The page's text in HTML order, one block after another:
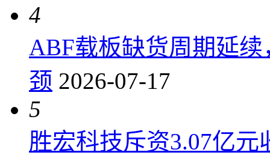
4
ABF载板缺货周期延
颈 2026-07-17
5
胜宏科技斥资3.07亿